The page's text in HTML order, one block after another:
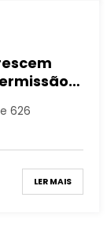
626
LER MAIS